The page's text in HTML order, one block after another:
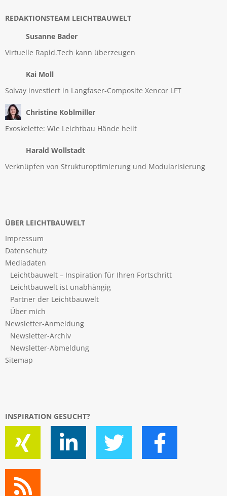
REDAKTIONSTEAM LEICHTBAUWELT
Susanne Bader
Virtuelle Rapid.Tech kann überzeugen
Kai Moll
Solvay investiert in Langfaser-Composite Xencor LFT
Christine Koblmiller
Exoskelette: Wie Leichtbau Hände heilt
Harald Wollstadt
Verknüpfen von Strukturoptimierung und Modularisierung
ÜBER LEICHTBAUWELT
Impressum
Datenschutz
Mediadaten
Leichtbauwelt – Inspiration für Ihren Fortschritt
Leichtbauwelt ist unabhängig
Partner der Leichtbauwelt
Über mich
Newsletter-Anmeldung
Newsletter-Archiv
Newsletter-Abmeldung
Sitemap
INSPIRATION GESUCHT?